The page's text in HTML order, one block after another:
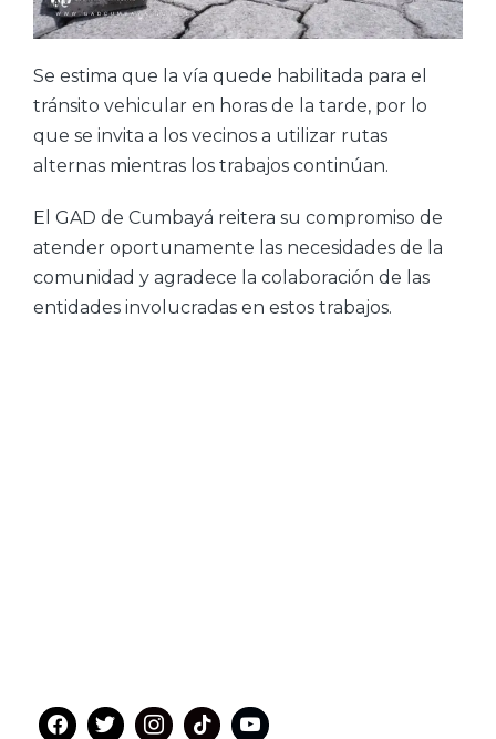
Se estima que la vía quede habilitada para el
tránsito vehicular en horas de la tarde, por lo
que se invita a los vecinos a utilizar rutas
alternas mientras los trabajos continúan.
El GAD de Cumbayá reitera su compromiso de
atender oportunamente las necesidades de la
comunidad y agradece la colaboración de las
entidades involucradas en estos trabajos.